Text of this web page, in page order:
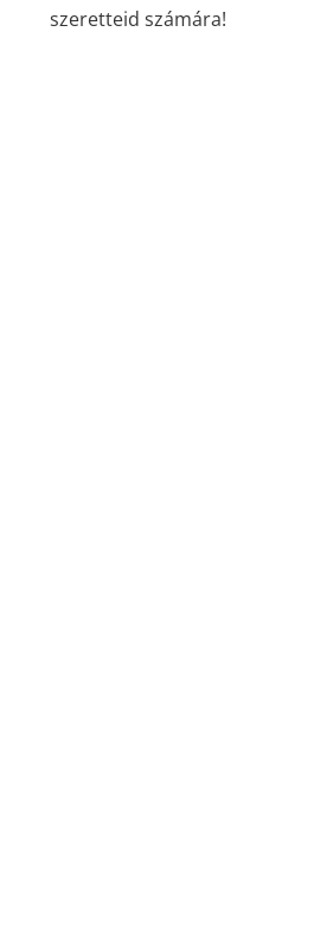
szeretteid számára!